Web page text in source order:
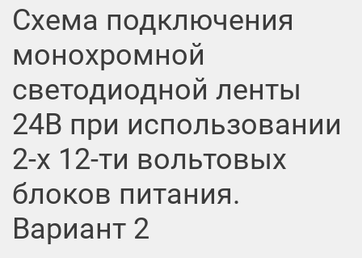
Схема подключения
монохромной
светодиодной ленты
24В при использовании
2-х 12-ти вольтовых
блоков питания.
Вариант 2